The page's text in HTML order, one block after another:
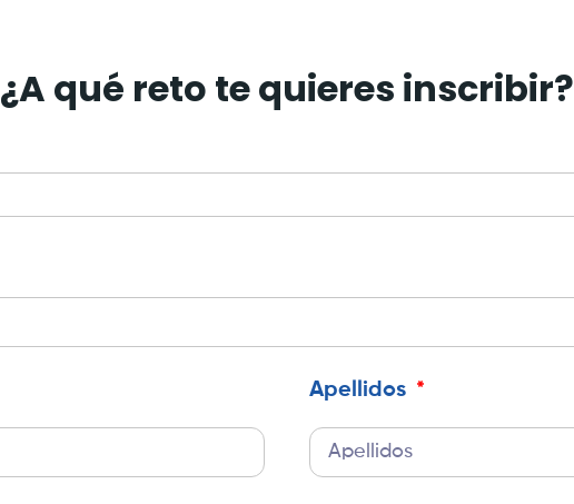
¿A qué reto te quieres inscribir?
Apellidos